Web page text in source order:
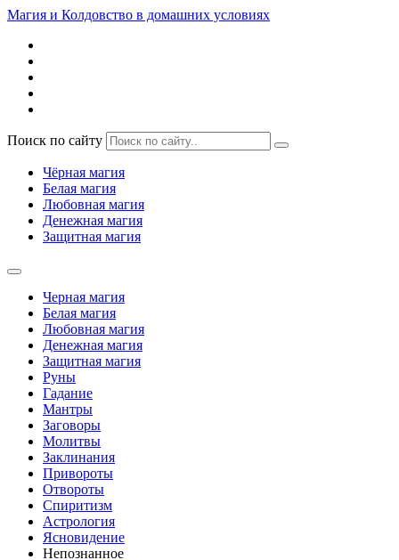
Магия и Колдовство в домашних условиях
Поиск по сайту
Чёрная магия
Белая магия
Любовная магия
Денежная магия
Защитная магия
Черная магия
Белая магия
Любовная магия
Денежная магия
Защитная магия
Руны
Гадание
Мантры
Заговоры
Молитвы
Заклинания
Привороты
Отвороты
Спиритизм
Астрология
Ясновидение
Непознанное